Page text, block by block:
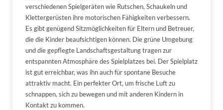
verschiedenen Spielgeräten wie Rutschen, Schaukeln und
Klettergerüsten ihre motorischen Fähigkeiten verbessern.
Es gibt genügend Sitzmöglichkeiten für Eltern und Betreuer,
die die Kinder beaufsichtigen können. Die grüne Umgebung
und die gepflegte Landschaftsgestaltung tragen zur
entspannten Atmosphäre des Spielplatzes bei. Der Spielplatz
ist gut erreichbar, was ihn auch für spontane Besuche
attraktiv macht. Ein perfekter Ort, um frische Luft zu
schnappen, sich zu bewegen und mit anderen Kindern in
Kontakt zu kommen.